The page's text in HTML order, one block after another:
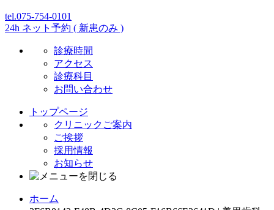
tel.075-754-0101
24h ネット予約 ( 新患のみ )
診療時間
アクセス
診療科目
お問い合わせ
トップページ
クリニックご案内
ご挨拶
採用情報
お知らせ
ホーム